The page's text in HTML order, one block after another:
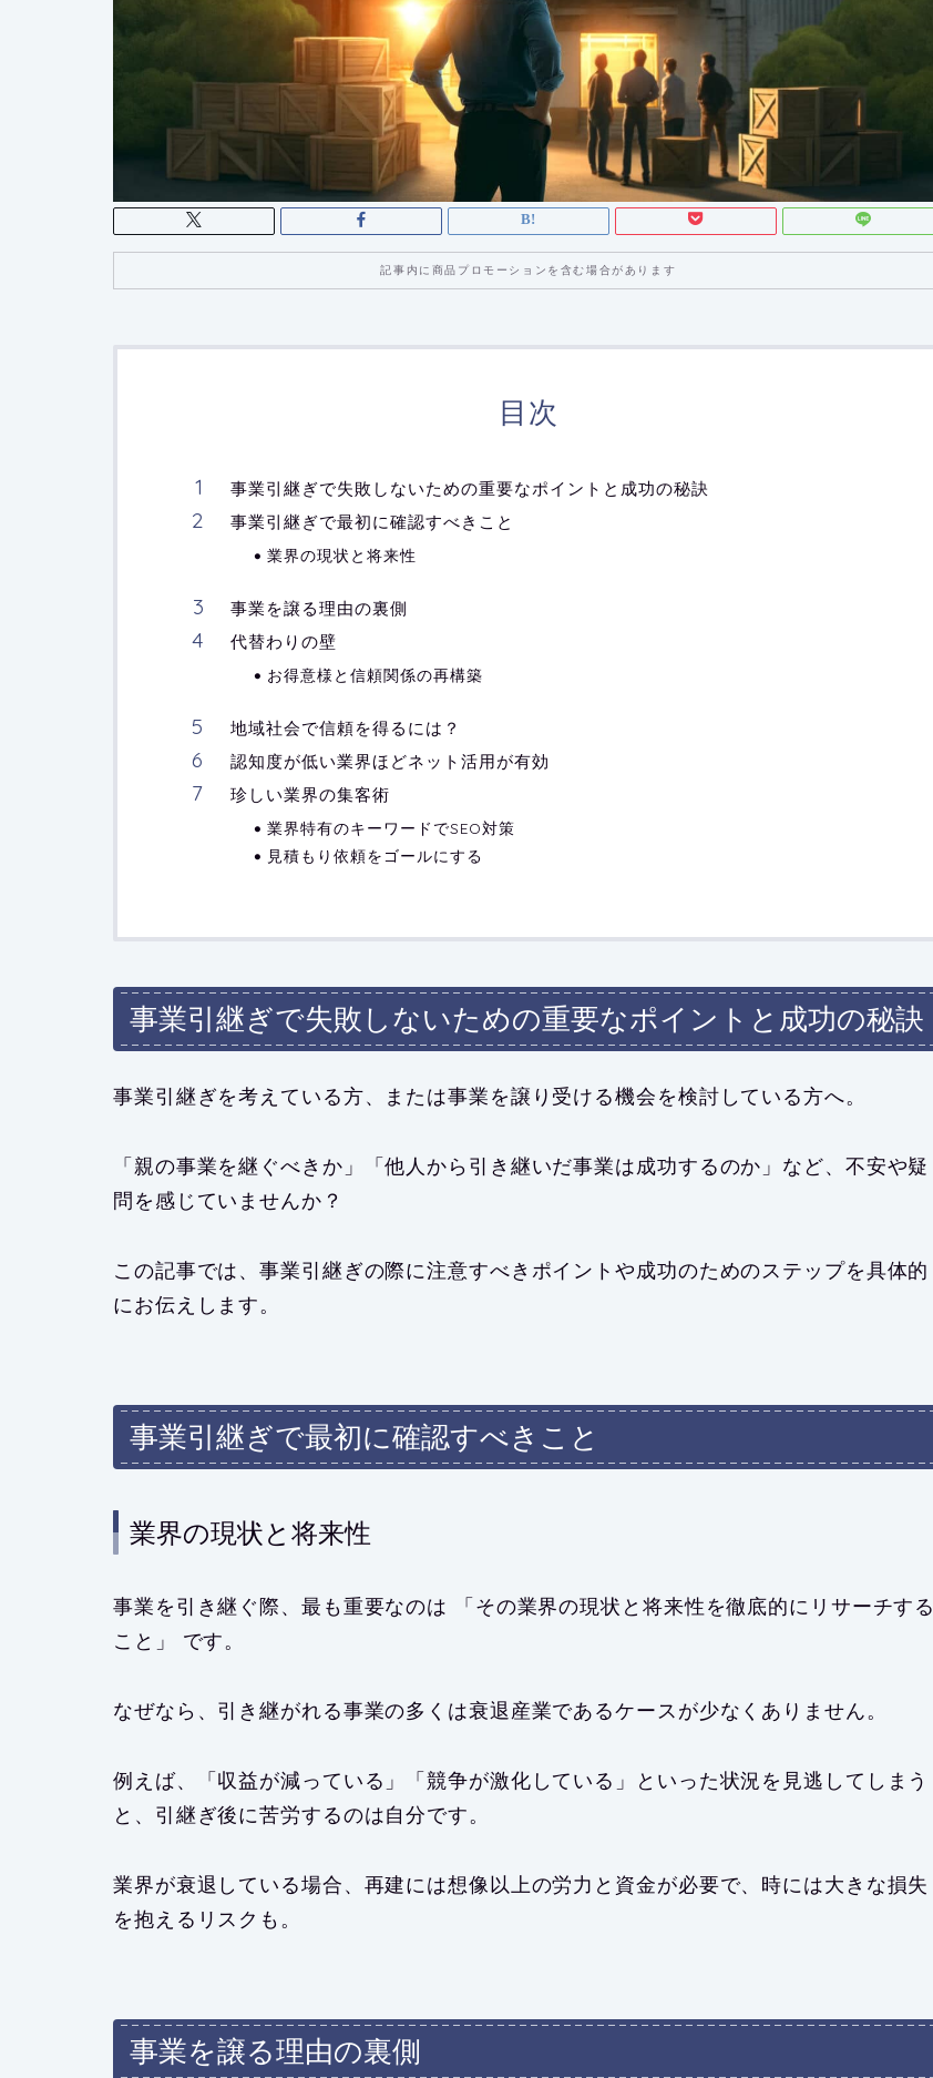
記事内に商品プロモーションを含む場合があります
目次
事業引継ぎで失敗しないための重要なポイントと成功の秘訣
事業引継ぎで最初に確認すべきこと
業界の現状と将来性
事業を譲る理由の裏側
代替わりの壁
お得意様と信頼関係の再構築
地域社会で信頼を得るには？
認知度が低い業界ほどネット活用が有効
珍しい業界の集客術
業界特有のキーワードでSEO対策
見積もり依頼をゴールにする
事業引継ぎで失敗しないための重要なポイントと成功の秘訣
事業引継ぎを考えている方、または事業を譲り受ける機会を検討している方へ。
「親の事業を継ぐべきか」「他人から引き継いだ事業は成功するのか」など、不安や疑
問を感じていませんか？
この記事では、事業引継ぎの際に注意すべきポイントや成功のためのステップを具体的
にお伝えします。
事業引継ぎで最初に確認すべきこと
業界の現状と将来性
事業を引き継ぐ際、最も重要なのは 「その業界の現状と将来性を徹底的にリサーチする
こと」 です。
なぜなら、引き継がれる事業の多くは衰退産業であるケースが少なくありません。
例えば、「収益が減っている」「競争が激化している」といった状況を見逃してしまう
と、引継ぎ後に苦労するのは自分です。
業界が衰退している場合、再建には想像以上の労力と資金が必要で、時には大きな損失
を抱えるリスクも。
事業を譲る理由の裏側